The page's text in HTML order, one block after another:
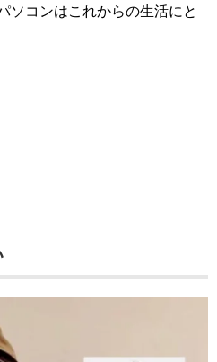
ソコンはこれからの生活にと